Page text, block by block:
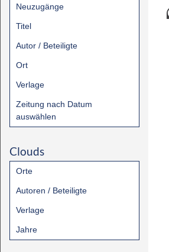
Neuzugänge
Titel
Autor / Beteiligte
Ort
Verlage
Zeitung nach Datum
auswählen
Clouds
Orte
Autoren / Beteiligte
Verlage
Jahre